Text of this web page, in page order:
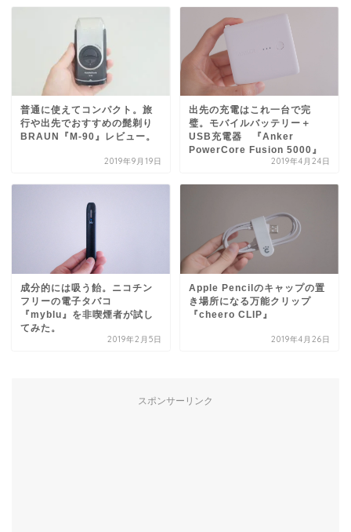
普通に使えてコンパクト。旅
行や出先でおすすめの髭剃り
BRAUN『M-90』レビュー。
2019年9月19日
出先の充電はこれ一台で完
璧。モバイルバッテリー＋
USB充電器 『Anker
PowerCore Fusion 5000』
2019年4月24日
成分的には吸う飴。ニコチン
フリーの電子タバコ
『myblu』を非喫煙者が試し
てみた。
2019年2月5日
Apple Pencilのキャップの置
き場所になる万能クリップ
『cheero CLIP』
2019年4月26日
スポンサーリンク